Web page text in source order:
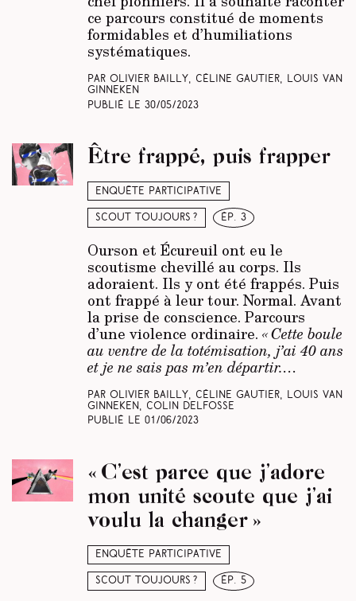
ce parcours constitué de moments
formidables et d’humiliations
systématiques.
Par Olivier Bailly, Céline Gautier, Louis Van
Ginneken
Publié le 30/05/2023
Enquête participative
Scout toujours ? ép. 3
Être frappé, puis frapper
Ourson et Écureuil ont eu le
scoutisme chevillé au corps. Ils
adoraient. Ils y ont été frappés. Puis
ont frappé à leur tour. Normal. Avant
la prise de conscience. Parcours
d’une violence ordinaire. « Cette boule
au ventre de la totémisation, j’ai 40 ans
et je ne sais pas m’en départir.…
Par Olivier Bailly, Céline Gautier, Louis Van
Ginneken, Colin Delfosse
Publié le 01/06/2023
Enquête participative
Scout toujours ? ép. 5
« C’est parce que j’adore
mon unité scoute que j’ai
voulu la changer »